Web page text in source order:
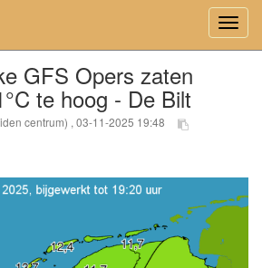
GFS Opers zaten
te hoog - De Bilt
centrum) , 03-11-2025 19:48